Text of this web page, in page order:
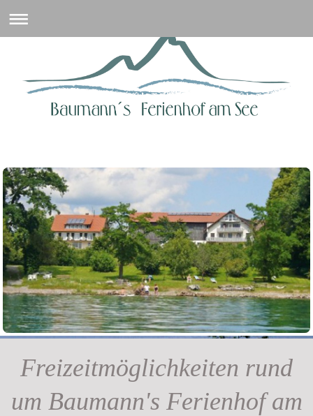
Freizeitmöglichkeiten rund
um Baumann's Ferienhof am